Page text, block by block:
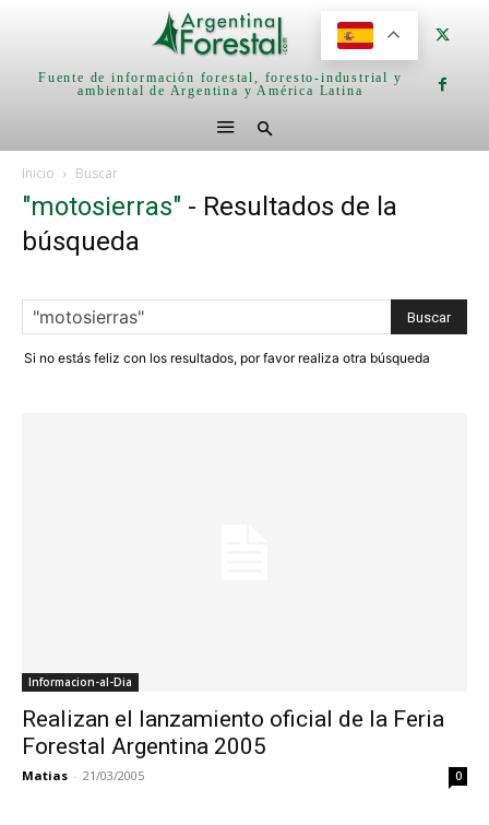
Fuente de información forestal, foresto-industrial y
ambiental de Argentina y América Latina
Inicio Buscar
"motosierras" - Resultados de la
búsqueda
Si no estás feliz con los resultados, por favor realiza otra búsqueda
Informacion-al-Dia
Realizan el lanzamiento oficial de la Feria
Forestal Argentina 2005
Matias - 21/03/2005 0